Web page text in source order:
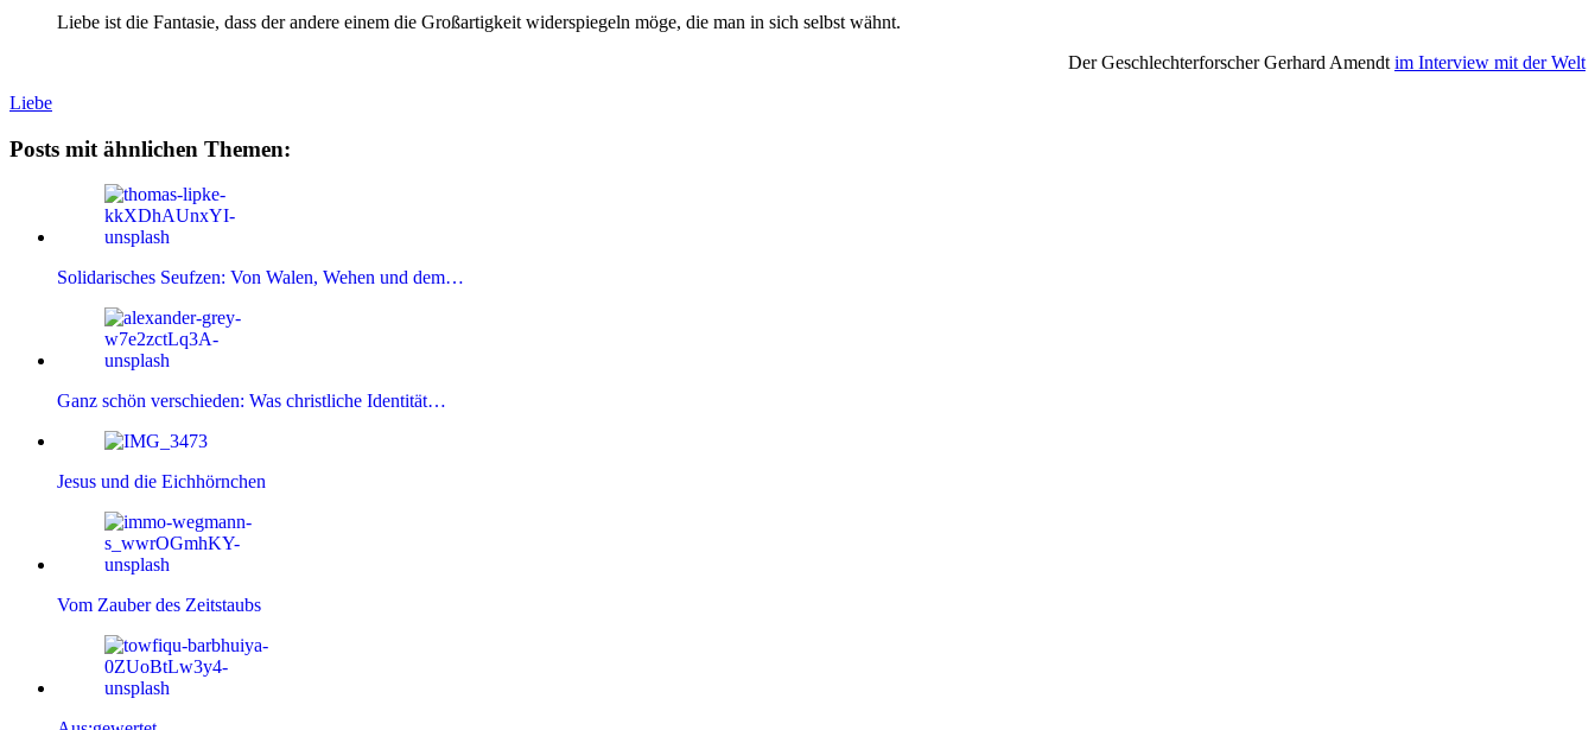
Liebe ist die Fantasie, dass der andere einem die Großartigkeit widerspiegeln möge, die man in sich selbst wähnt.
Der Geschlechterforscher Gerhard Amendt im Interview mit der Welt
Liebe
Posts mit ähnlichen Themen:
Solidarisches Seufzen: Von Walen, Wehen und dem…
Ganz schön verschieden: Was christliche Identität…
Jesus und die Eichhörnchen
Vom Zauber des Zeitstaubs